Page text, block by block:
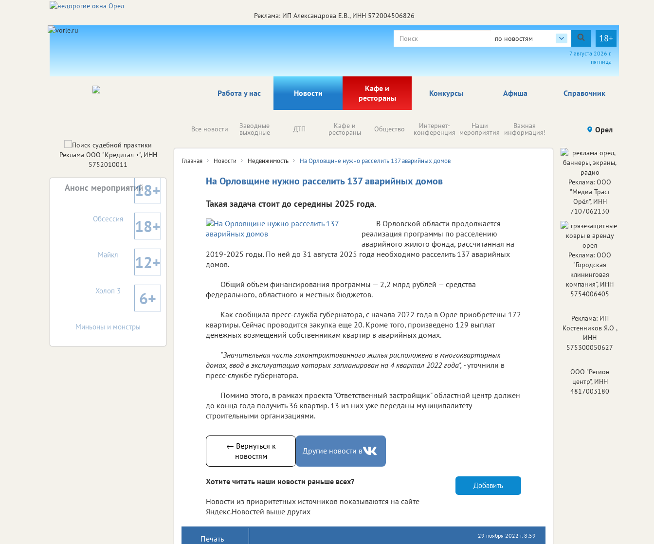
Реклама: ИП Александрова Е.В., ИНН 572004506826
по новостям 18+
7 августа 2026 г.
пятница
Работа у нас Новости
Кафе и
рестораны
Афиша Справочник
Конкурсы
Все новости Заводные
выходные ДТП Кафе и
рестораны Общество Интернет-
конференция
Наши
мероприятия
Важная
информация! Происшествия Здоровье
Орел
Главная Новости Недвижимость На Орловщине нужно расселить 137 аварийных домов
На Орловщине нужно расселить 137 аварийных домов
Такая задача стоит до середины 2025 года.
В Орловской области продолжается
реализация программы по расселению
аварийного жилого фонда, рассчитанная на
2019-2025 годы. По ней до 31 августа 2025 года необходимо расселить 137 аварийных
домов.
Общий объем финансирования программы — 2,2 млрд рублей — средства
федерального, областного и местных бюджетов.
Как сообщила пресс-служба губернатора, с начала 2022 года в Орле приобретены 172
квартиры. Сейчас проводится закупка еще 20. Кроме того, произведено 129 выплат
денежных возмещений собственникам квартир в аварийных домах.
"Значительная часть законтрактованного жилья расположена в многоквартирных
домах, ввод в эксплуатацию которых запланирован на 4 квартал 2022 года", -уточнили в
пресс-службе губернатора.
Помимо этого, в рамках проекта "Ответственный застройщик" областной центр должен
до конца года получить 36 квартир. 13 из них уже переданы муниципалитету
строительными организациями.
← Вернуться к
новостям
Другие новости в
Хотите читать наши новости раньше всех?
Новости из приоритетных источников показываются на сайте
Яндекс.Новостей выше других
Добавить
Печать 29 ноября 2022 г. 8:59
Реклама ООО "Кредитал +", ИНН
5752010011
Анонс мероприятий18+
Обсессия 18+
Майкл 12+
Холоп 3 6+
Миньоны и монстры
Реклама: ООО
"Медиа Траст
Орёл", ИНН
7107062130
Реклама: ООО
"Городская
клининговая
компания", ИНН
5754006405
Реклама: ИП
Костенников Я.О ,
ИНН
575300050627
ООО "Регион
центр", ИНН
4817003180